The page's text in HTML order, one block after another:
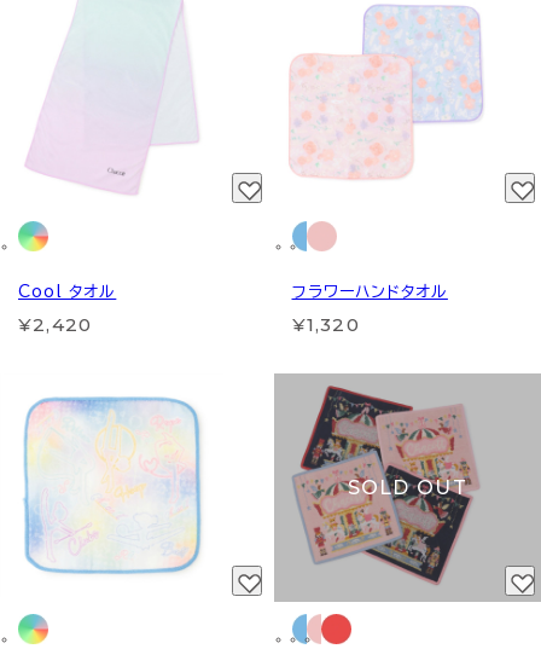
Cool タオル
¥2,420
フラワーハンドタオル
¥1,320
SOLD OUT